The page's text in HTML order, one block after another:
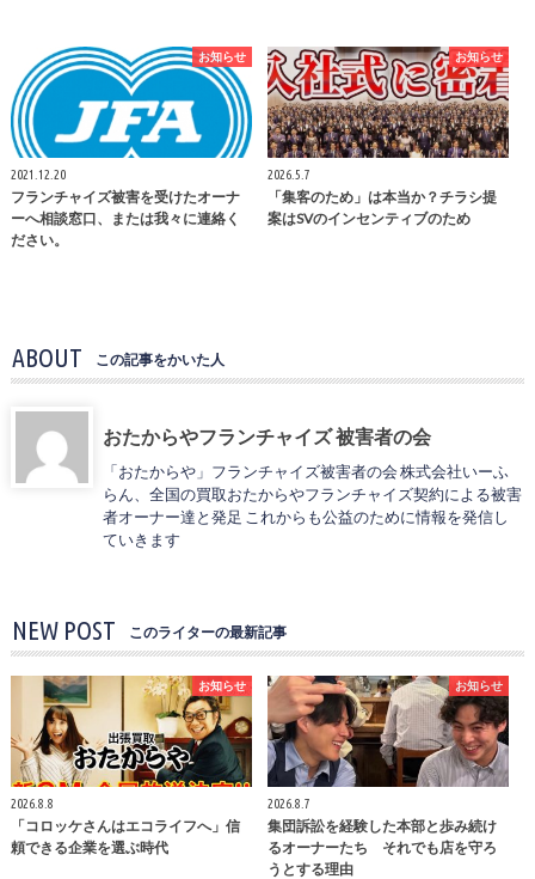
お知らせ
2021.12.20
フランチャイズ被害を受けたオーナ
ーへ相談窓口、または我々に連絡く
ださい。
お知らせ
2026.5.7
「集客のため」は本当か？チラシ提
案はSVのインセンティブのため
ABOUT この記事をかいた人
おたからやフランチャイズ 被害者の会
「おたからや」フランチャイズ被害者の会 株式会社いーふ
らん、全国の買取おたからやフランチャイズ契約による被害
者オーナー達と発足 これからも公益のために情報を発信し
ていきます
NEW POST このライターの最新記事
お知らせ
2026.8.8
「コロッケさんはエコライフへ」信
頼できる企業を選ぶ時代
お知らせ
2026.8.7
集団訴訟を経験した本部と歩み続け
るオーナーたち それでも店を守ろ
うとする理由